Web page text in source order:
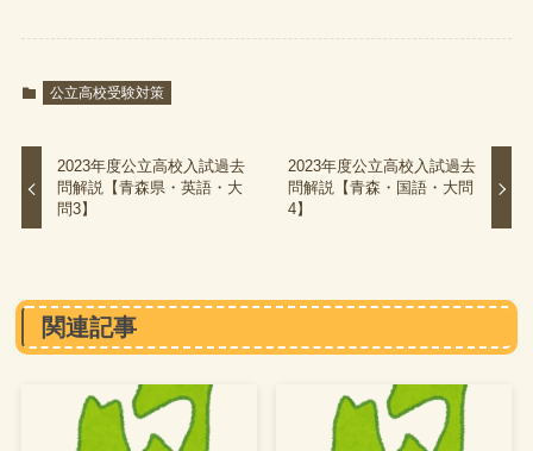
公立高校受験対策
2023年度公立高校入試過去
問解説【青森県・英語・大
問3】
2023年度公立高校入試過去
問解説【青森・国語・大問
4】
関連記事